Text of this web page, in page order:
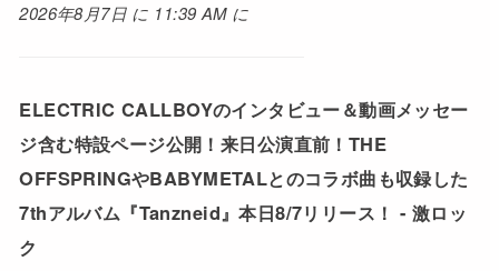
2026年8月7日 に 11:39 AM に
ELECTRIC CALLBOYのインタビュー＆動画メッセー
ジ含む特設ページ公開！来日公演直前！THE
OFFSPRINGやBABYMETALとのコラボ曲も収録した
7thアルバム『Tanzneid』本日8/7リリース！ - 激ロッ
ク